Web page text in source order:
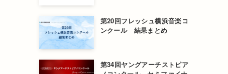
第20回フレッシュ横浜音楽コ
ンクール 結果まとめ
第34回ヤングアーチストピア